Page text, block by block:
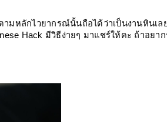
มหลักไวยากรณ์นั้นถือได้ว่าเป็นงานหินเล
Hack มีวิธีง่ายๆ มาแชร์ให้คะ ถ้าอยาก